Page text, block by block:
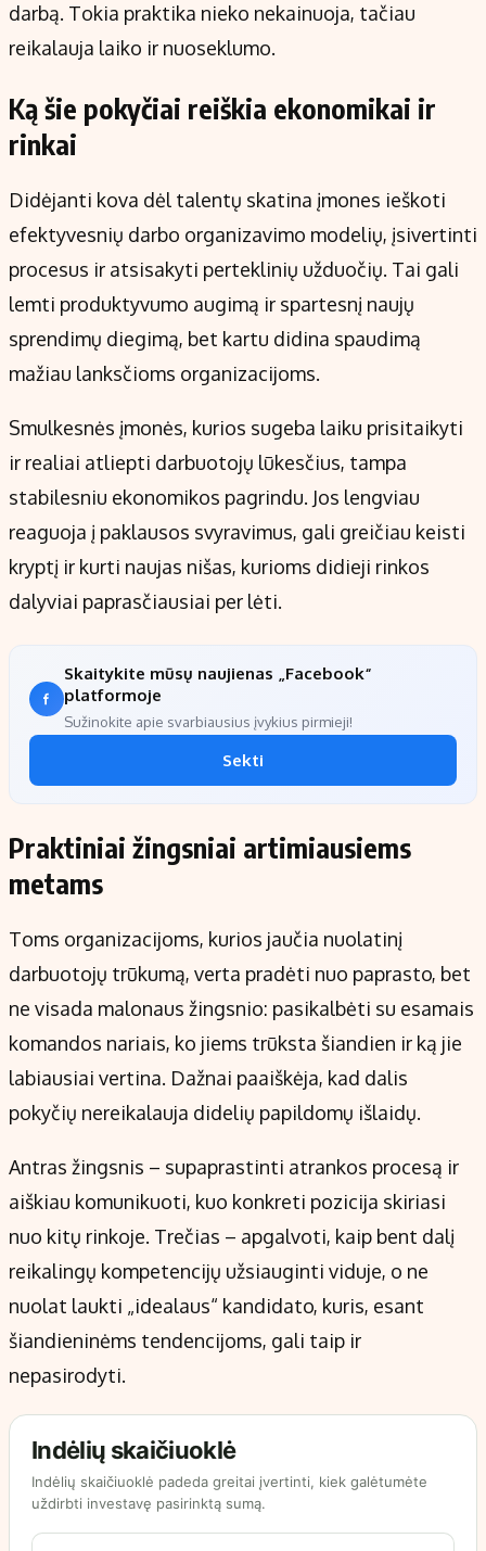
darbą. Tokia praktika nieko nekainuoja, tačiau
reikalauja laiko ir nuoseklumo.
Ką šie pokyčiai reiškia ekonomikai ir
rinkai
Didėjanti kova dėl talentų skatina įmones ieškoti
efektyvesnių darbo organizavimo modelių, įsivertinti
procesus ir atsisakyti perteklinių užduočių. Tai gali
lemti produktyvumo augimą ir spartesnį naujų
sprendimų diegimą, bet kartu didina spaudimą
mažiau lanksčioms organizacijoms.
Smulkesnės įmonės, kurios sugeba laiku prisitaikyti
ir realiai atliepti darbuotojų lūkesčius, tampa
stabilesniu ekonomikos pagrindu. Jos lengviau
reaguoja į paklausos svyravimus, gali greičiau keisti
kryptį ir kurti naujas nišas, kurioms didieji rinkos
dalyviai paprasčiausiai per lėti.
Skaitykite mūsų naujienas „Facebook“
platformoje
Sužinokite apie svarbiausius įvykius pirmieji!
Sekti
Praktiniai žingsniai artimiausiems
metams
Toms organizacijoms, kurios jaučia nuolatinį
darbuotojų trūkumą, verta pradėti nuo paprasto, bet
ne visada malonaus žingsnio: pasikalbėti su esamais
komandos nariais, ko jiems trūksta šiandien ir ką jie
labiausiai vertina. Dažnai paaiškėja, kad dalis
pokyčių nereikalauja didelių papildomų išlaidų.
Antras žingsnis – supaprastinti atrankos procesą ir
aiškiau komunikuoti, kuo konkreti pozicija skiriasi
nuo kitų rinkoje. Trečias – apgalvoti, kaip bent dalį
reikalingų kompetencijų užsiauginti viduje, o ne
nuolat laukti „idealaus“ kandidato, kuris, esant
šiandieninėms tendencijoms, gali taip ir
nepasirodyti.